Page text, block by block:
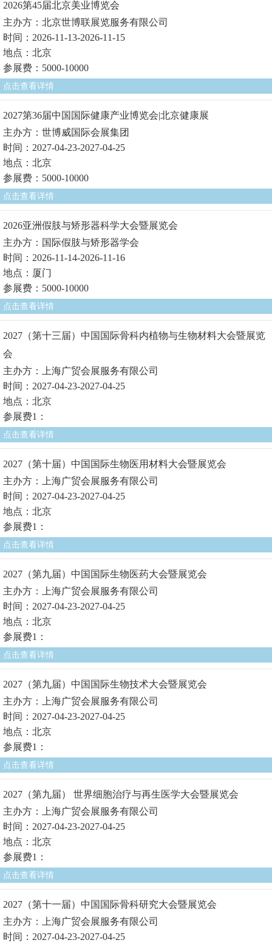
2026第45届北京美业博览会
主办方：北京世博联展览服务有限公司
时间：2026-11-13-2026-11-15
地点：北京
参展费：5000-10000
点击查看详情
2027第36届中国国际健康产业博览会|北京健康展
主办方：世博威国际会展集团
时间：2027-04-23-2027-04-25
地点：北京
参展费：5000-10000
点击查看详情
2026亚洲假肢与矫形器科学大会暨展览会
主办方：国际假肢与矫形器学会
时间：2026-11-14-2026-11-16
地点：厦门
参展费：5000-10000
点击查看详情
2027（第十三届）中国国际骨科内植物与生物材料大会暨展览
会
主办方：上海广贸会展服务有限公司
时间：2027-04-23-2027-04-25
地点：北京
参展费1：
点击查看详情
2027（第十届）中国国际生物医用材料大会暨展览会
主办方：上海广贸会展服务有限公司
时间：2027-04-23-2027-04-25
地点：北京
参展费1：
点击查看详情
2027（第九届）中国国际生物医药大会暨展览会
主办方：上海广贸会展服务有限公司
时间：2027-04-23-2027-04-25
地点：北京
参展费1：
点击查看详情
2027（第九届）中国国际生物技术大会暨展览会
主办方：上海广贸会展服务有限公司
时间：2027-04-23-2027-04-25
地点：北京
参展费1：
点击查看详情
2027（第九届） 世界细胞治疗与再生医学大会暨展览会
主办方：上海广贸会展服务有限公司
时间：2027-04-23-2027-04-25
地点：北京
参展费1：
点击查看详情
2027（第十一届）中国国际骨科研究大会暨展览会
主办方：上海广贸会展服务有限公司
时间：2027-04-23-2027-04-25